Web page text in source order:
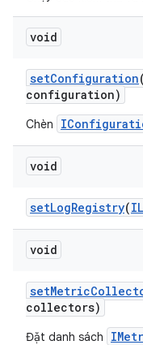
void
setConfiguration(
configuration)
Chèn
void
setLogRegistry(
void
setMetric
collectors)
Đặt danh sách